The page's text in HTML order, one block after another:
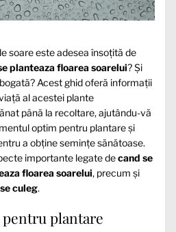
soare este adesea însoțită de
planteaza floarea soarelui? Și
Acest ghid oferă informații
al acestei plante
până la recoltare, ajutându-vă
optim pentru plantare și
a obține semințe sănătoase.
importante legate decand se
floarea soarelui, precum și
culeg.
plantare